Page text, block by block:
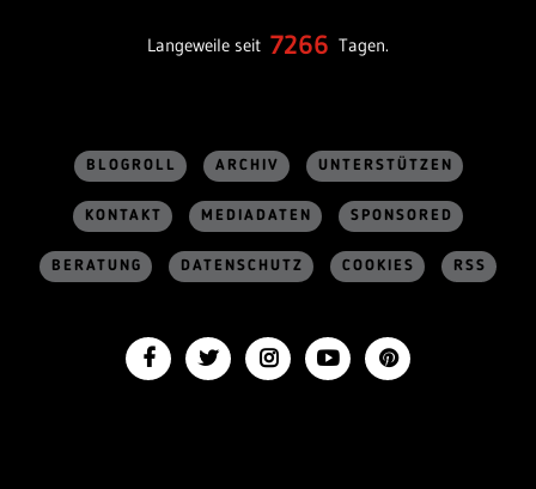
Langeweile seit 7266 Tagen.
BLOGROLL ARCHIV UNTERSTÜTZEN
KONTAKT MEDIADATEN SPONSORED
BERATUNG DATENSCHUTZ COOKIES RSS